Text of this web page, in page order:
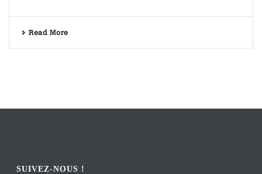
Read More
SUIVEZ-NOUS !